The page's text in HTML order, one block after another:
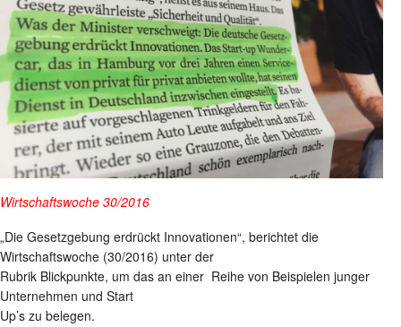
Wirtschaftswoche 30/2016
„Die Gesetzgebung erdrückt Innovationen“, berichtet die
Wirtschaftswoche (30/2016) unter der
Rubrik Blickpunkte, um das an einer Reihe von Beispielen junger
Unternehmen und Start
Up’s zu belegen.